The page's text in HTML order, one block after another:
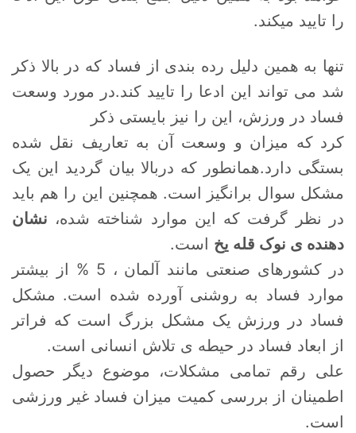
را تایید میکند.
تنها به همین دلیل رده بندی از فساد که در بالا ذکر
شد می تواند این ادعا را تایید کند.در مورد وسعت
فساد در ورزش، این را نیز بایستی ذکر
کرد که میزان و وسعت آن به تعاریف نقل شده
بستگی دارد.همانطور که دربالا بیان گردید این یک
مشکل سوال برانگیز است. همچنین این را هم باید
در نظر گرفت که این موارد شناخته شده، نشان
دهنده ی نوک قله یخ است.
در کشورهای صنعتی مانند آلمان ، 5 % از بیشتر
موارد فساد به روشنی آورده شده است. مشکل
فساد در ورزش یک مشکل بزرگ است که فراتر
از ابعاد فساد در حیطه ی تلاش انسانی است.
علی رقم تمامی مشکلات، موضوع دیگر حصول
اطمینان از بررسی کمیت میزان فساد غیر ورزشی
است.